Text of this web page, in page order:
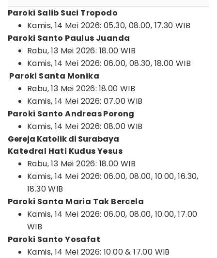
Paroki Salib Suci Tropodo
Kamis, 14 Mei 2026: 05.30, 08.00, 17.30 WIB
Paroki Santo Paulus Juanda
Rabu, 13 Mei 2026: 18.00 WIB
Kamis, 14 Mei 2026: 06.00, 08.30, 18.00 WIB
Paroki Santa Monika
Rabu, 13 Mei 2026: 18.00 WIB
Kamis, 14 Mei 2026: 07.00 WIB
Paroki Santo Andreas Porong
Kamis, 14 Mei 2026: 08.00 WIB
Gereja Katolik di Surabaya
Katedral Hati Kudus Yesus
Rabu, 13 Mei 2026: 18.00 WIB
Kamis, 14 Mei 2026: 06.00, 08.00, 10.00, 16.30,
18.30 WIB
Paroki Santa Maria Tak Bercela
Kamis, 14 Mei 2026: 06.00, 08.00, 10.00, 17.00
WIB
Paroki Santo Yosafat
Kamis, 14 Mei 2026: 10.00 & 17.00 WIB